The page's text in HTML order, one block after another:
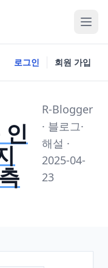
로그인 회원 가입
R-Blogger
· 블로그·
해설 ·
2025-04-
23